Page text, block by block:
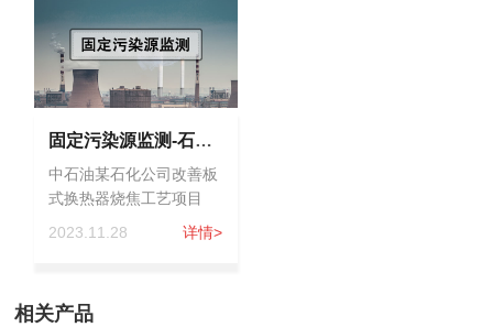
固定污染源监测-石油化工
中石油某石化公司改善板
式换热器烧焦工艺项目
详情>
2023.11.28
相关产品